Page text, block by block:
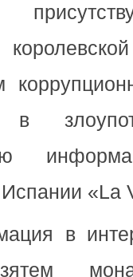
«La
в